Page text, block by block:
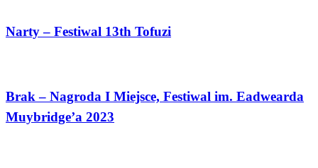
Narty – Festiwal 13th Tofuzi
Brak – Nagroda I Miejsce, Festiwal im. Eadwearda
Muybridge’a 2023